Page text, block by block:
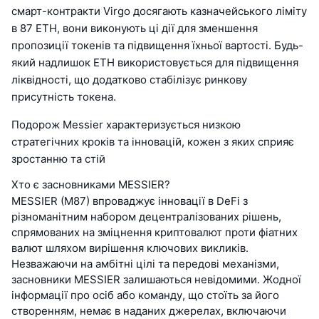
смарт-контракти Virgo досягають казначейського ліміту
в 87 ETH, вони виконують ці дії для зменшення
пропозиції токенів та підвищення їхньої вартості. Будь-
який надлишок ETH використовується для підвищення
ліквідності, що додатково стабілізує ринкову
присутність токена.
Подорож Messier характеризується низкою
стратегічних кроків та інновацій, кожен з яких сприяє
зростанню та стій
Хто є засновниками MESSIER?
MESSIER (M87) впроваджує інновації в DeFi з
різноманітним набором децентралізованих рішень,
спрямованих на зміцнення криптовалют проти фіатних
валют шляхом вирішення ключових викликів.
Незважаючи на амбітні цілі та передові механізми,
засновники MESSIER залишаються невідомими. Жодної
інформації про осіб або команду, що стоїть за його
створенням, немає в наданих джерелах, включаючи